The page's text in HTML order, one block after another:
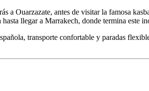
a Ouarzazate, antes de visitar la famosa
llegar a Marrakech, donde termina este
transporte confortable y paradas